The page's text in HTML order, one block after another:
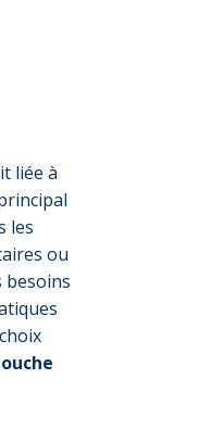
liée à
les
ou
besoins